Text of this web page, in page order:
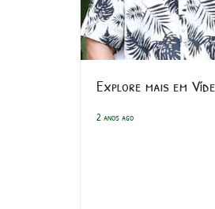
Explore mais em
2 anos ago